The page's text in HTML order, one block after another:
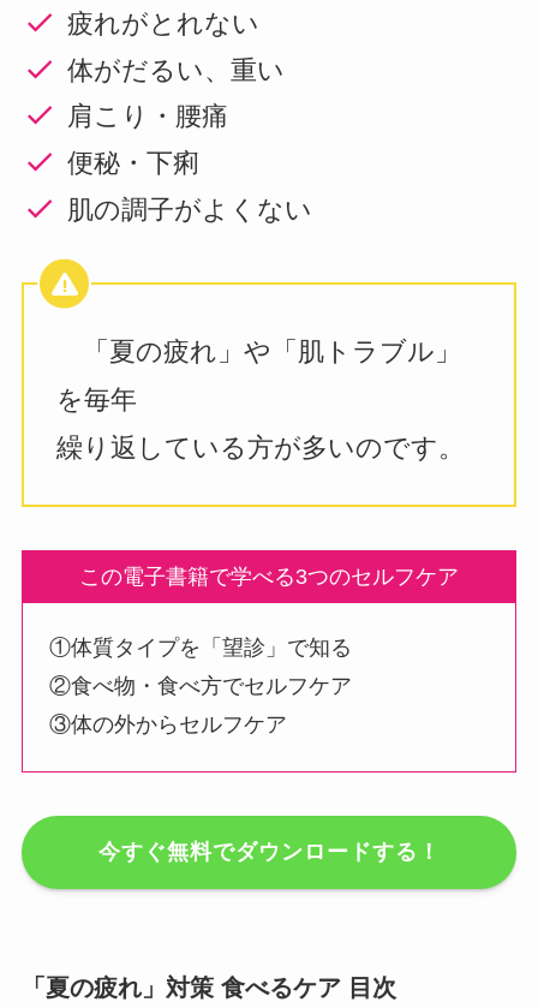
疲れがとれない
体がだるい、重い
肩こり・腰痛
便秘・下痢
肌の調子がよくない
「夏の疲れ」や「肌トラブル」
を毎年
繰り返している方が多いのです。
この電子書籍で学べる3つのセルフケア
①体質タイプを「望診」で知る
②食べ物・食べ方でセルフケア
③体の外からセルフケア
今すぐ無料でダウンロードする！
「夏の疲れ」対策 食べるケア 目次